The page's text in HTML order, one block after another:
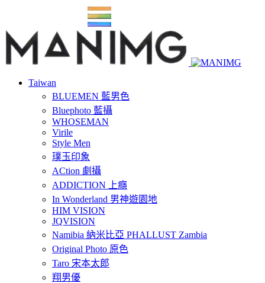
Taiwan
BLUEMEN 藍男色
Bluephoto 藍攝
WHOSEMAN
Virile
Style Men
璞玉印象
ACtion 劇攝
ADDICTION 上癮
In Wonderland 男神遊園地
HIM VISION
JQVISION
Namibia 納米比亞 PHALLUST Zambia
Original Photo 原色
Taro 宋本太郎
翔男優